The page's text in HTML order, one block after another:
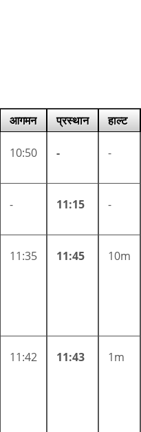
आगमन प्रस्थान हाल्ट
10:50 - -
- 11:15 -
11:35 11:45 10m
11:42 11:43 1m